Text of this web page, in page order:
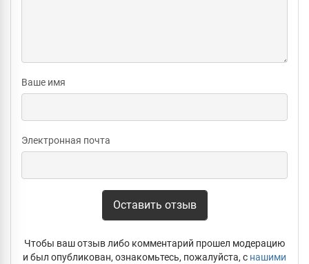
Ваше имя
Электронная почта
Оставить отзыв
Чтобы ваш отзыв либо комментарий прошел модерацию
и был опубликован, ознакомьтесь, пожалуйста, с нашими